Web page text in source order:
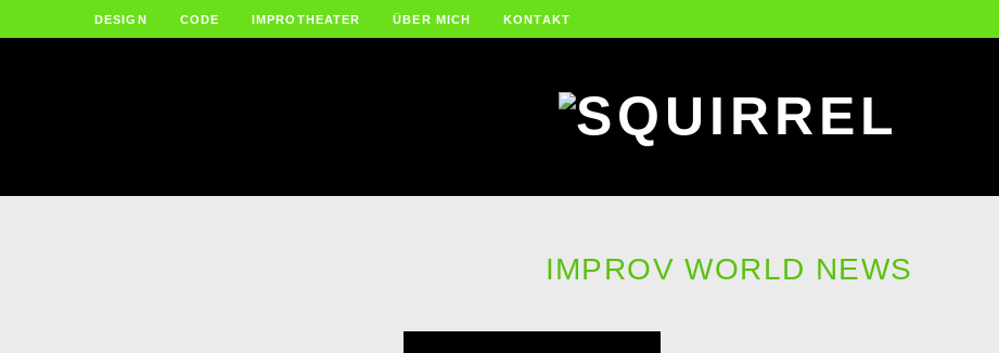
DESIGN CODE IMPROTHEATER ÜBER MICH KONTAKT
IMPROV WORLD NEWS